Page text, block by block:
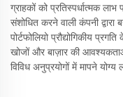
ग्राहकों को प्रतिस्पर्धात्मक
संशोधित करने वाली कंपनी
पोर्टफोलियो प्रौद्योगिकीय
खोजों और बाज़ार की आवश्यकताओं
विविध अनुप्रयोगों में मापने